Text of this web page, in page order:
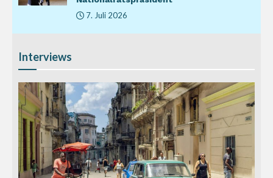
7. Juli 2026
Interviews